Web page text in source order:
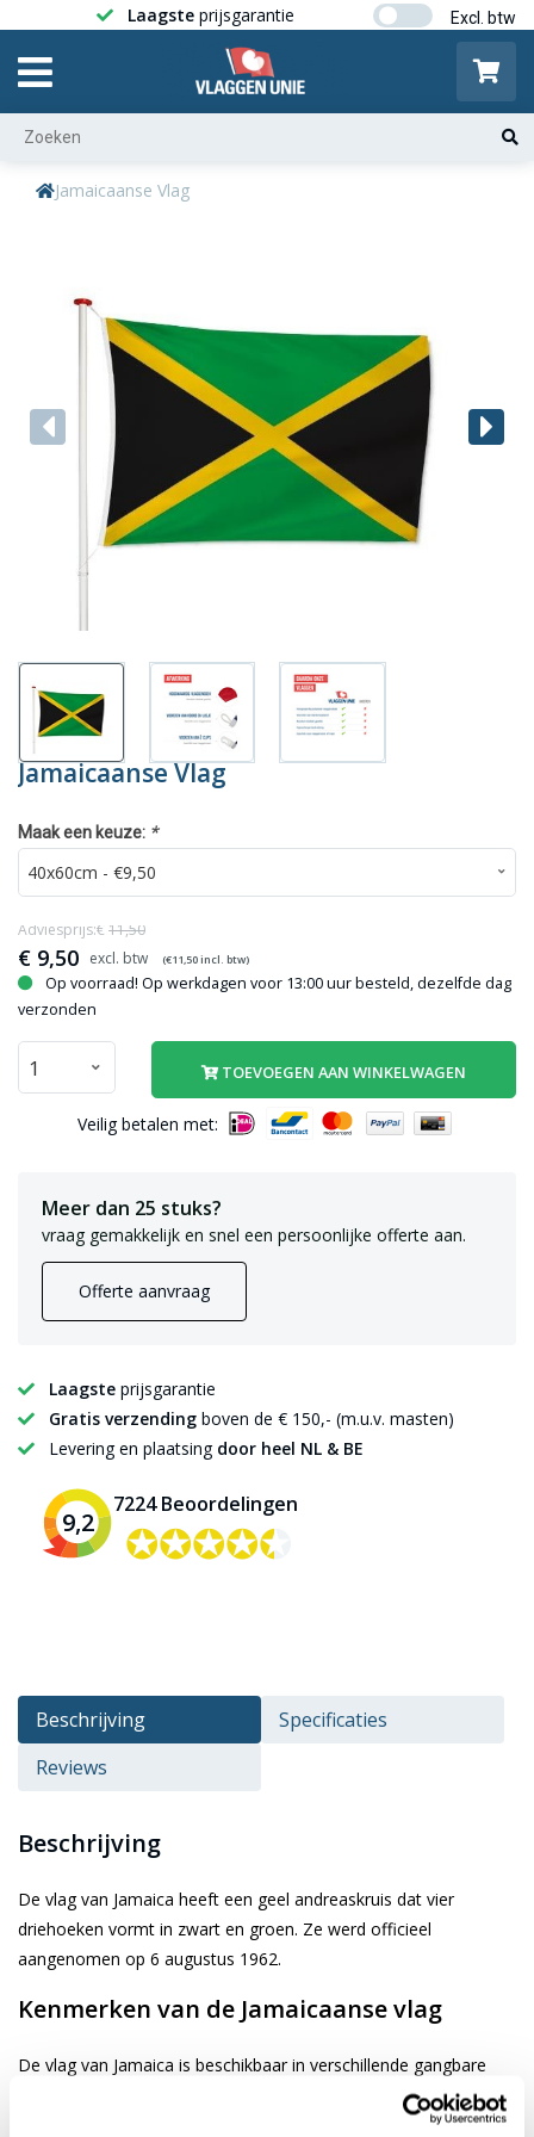
Laagste prijsgarantie Gratis
Jamaicaanse Vlag
Jamaicaanse Vlag
Maak een keuze: *
€ 9,50 (€11,50incl. btw)
Adviesprijs:€ 11,50
Op voorraad! Op werkdagen voor 13:00 uur besteld, dezelfde dag
verzonden
TOEVOEGEN AAN WINKELWAGEN
Veilig betalen met:
Meer dan 25 stuks?
vraag gemakkelijk en snel een persoonlijke offerte aan.
Offerte aanvraag
Laagste prijsgarantie
Gratis verzending boven de € 150,- (m.u.v. masten)
Levering en plaatsing door heel NL & BE
9,2
7224 Beoordelingen
✪✪✪✪✪
✪✪✪✪✪
Beschrijving
Specificaties
Reviews
Beschrijving
De vlag van Jamaica heeft een geel andreaskruis dat vier
driehoeken vormt in zwart en groen. Ze werd officieel
aangenomen op 6 augustus 1962.
Kenmerken van de Jamaicaanse vlag
De vlag van Jamaica is beschikbaar in verschillende gangbare
afmetingen. Je kiest de gewenste afbeelding via de keuze optie.
De vlag is gemaakt van 3-draads geweven glanspolyester